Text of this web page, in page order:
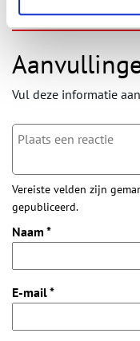
Vul deze informatie
Vereiste velden zijn
gepubliceerd.
Naam *
E-mail*